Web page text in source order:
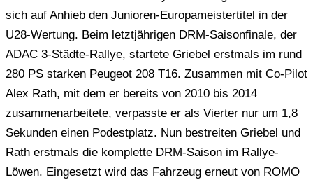
sich auf Anhieb den Junioren-Europameistertitel in der
U28-Wertung. Beim letztjährigen DRM-Saisonfinale, der
ADAC 3-Städte-Rallye, startete Griebel erstmals im rund
280 PS starken Peugeot 208 T16. Zusammen mit Co-Pilot
Alex Rath, mit dem er bereits von 2010 bis 2014
zusammenarbeitete, verpasste er als Vierter nur um 1,8
Sekunden einen Podestplatz. Nun bestreiten Griebel und
Rath erstmals die komplette DRM-Saison im Rallye-
Löwen. Eingesetzt wird das Fahrzeug erneut von ROMO